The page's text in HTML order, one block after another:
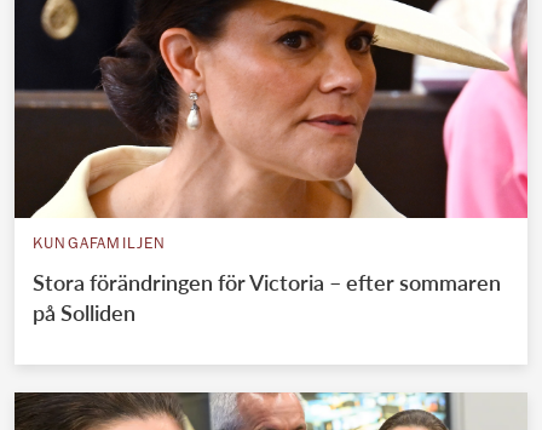
KUNGAFAMILJEN
Stora förändringen för Victoria – efter sommaren
på Solliden